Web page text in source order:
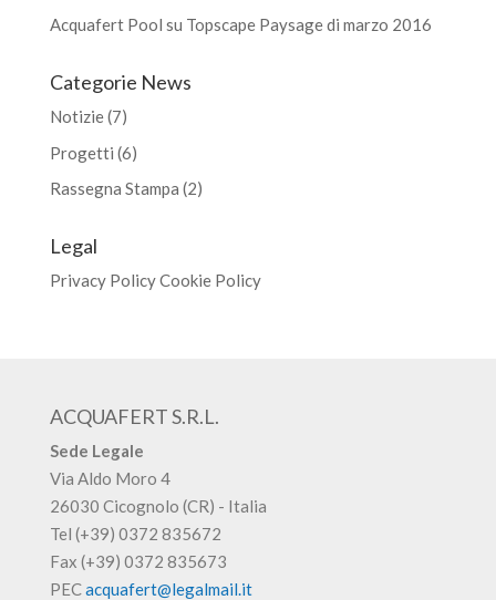
Acquafert Pool su Topscape Paysage di marzo 2016
Categorie News
Notizie(7)
Progetti (6)
Rassegna Stampa (2)
Legal
Privacy PolicyCookie Policy
ACQUAFERT S.R.L.
Sede Legale
Via Aldo Moro 4
26030 Cicognolo (CR) - Italia
Tel (+39) 0372 835672
Fax (+39) 0372 835673
PECacquafert@legalmail.it